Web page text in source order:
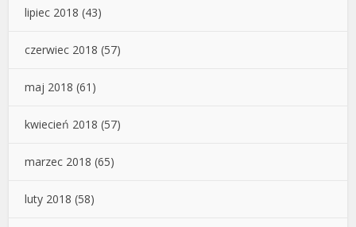
lipiec 2018 (43)
czerwiec 2018 (57)
maj 2018 (61)
kwiecień 2018 (57)
marzec 2018 (65)
luty 2018 (58)